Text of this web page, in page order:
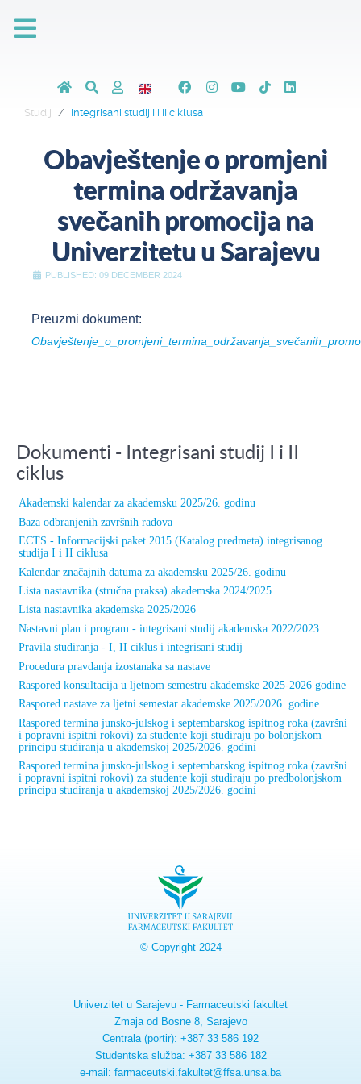
Studij Integrisani studij I i II ciklusa
Obavještenje o promjeni
termina održavanja
svečanih promocija na
Univerzitetu u Sarajevu
PUBLISHED: 09 DECEMBER 2024
Preuzmi dokument:
Dokumenti - Integrisani studij I i II
ciklus
Akademski kalendar za akademsku 2025/26. godinu
Baza odbranjenih završnih radova
ECTS - Informacijski paket 2015 (Katalog predmeta) integrisanog
studija I i II ciklusa
Kalendar značajnih datuma za akademsku 2025/26. godinu
Lista nastavnika (stručna praksa) akademska 2024/2025
Lista nastavnika akademska 2025/2026
Nastavni plan i program - integrisani studij akademska 2022/2023
Pravila studiranja - I, II ciklus i integrisani studij
Procedura pravdanja izostanaka sa nastave
Raspored konsultacija u ljetnom semestru akademske 2025-2026 godine
Raspored nastave za ljetni semestar akademske 2025/2026. godine
Raspored termina junsko-julskog i septembarskog ispitnog roka (završni
i popravni ispitni rokovi) za studente koji studiraju po bolonjskom
principu studiranja u akademskoj 2025/2026. godini
Raspored termina junsko-julskog i septembarskog ispitnog roka (završni
i popravni ispitni rokovi) za studente koji studiraju po predbolonjskom
principu studiranja u akademskoj 2025/2026. godini
© Copyright 2024
Univerzitet u Sarajevu - Farmaceutski fakultet
Zmaja od Bosne 8, Sarajevo
Centrala (portir): +387 33 586 192
Studentska služba: +387 33 586 182
e-mail: farmaceutski.fakultet@ffsa.unsa.ba